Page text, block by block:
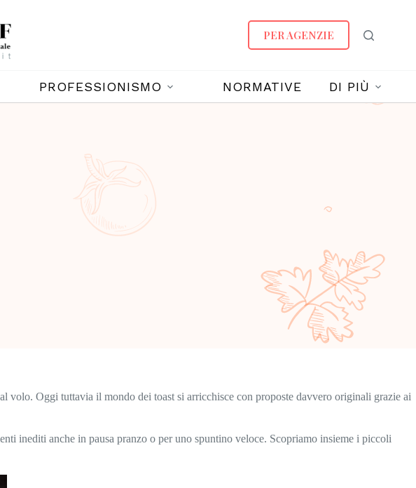
PER AGENZIE
PROFESSIONISMO NORMATIVE DI PIÙ
volo. Oggi tuttavia il mondo dei toast si arricchisce con proposte davvero originali grazie ai
inediti anche in pausa pranzo o per uno spuntino veloce. Scopriamo insieme i piccoli